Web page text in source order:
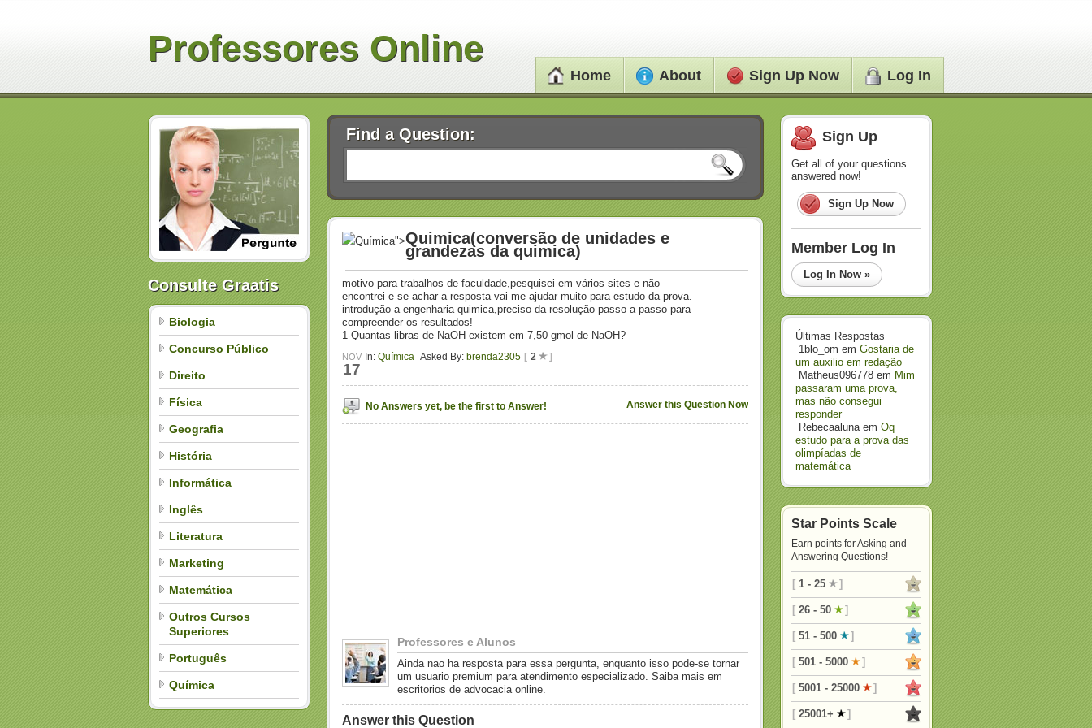
Home About Sign Up Now Log In
Professores Online
Consulte Graatis
Biologia
Concurso Público
Direito
Física
Geografia
História
Informática
Inglês
Literatura
Marketing
Matemática
Outros Cursos
Superiores
Português
Química
Find a Question:
Química">Quimica(conversão de unidades e
grandezas da quimica)
motivo para trabalhos de faculdade,pesquisei em vários sites e não
encontrei e se achar a resposta vai me ajudar muito para estudo da prova.
introdução a engenharia quimica,preciso da resolução passo a passo para
compreender os resultados!
1-Quantas libras de NaOH existem em 7,50 gmol de NaOH?
In: Química Asked By: brenda2305 [ 2 ]
NOV
17
Answer this Question Now
No Answers yet, be the first to Answer!
Professores e Alunos
Ainda nao ha resposta para essa pergunta, enquanto isso pode-se tornar
um usuario premium para atendimento especializado. Saiba mais em
escritorios de advocacia online.
Answer this Question
Sign Up
Get all of your questions
answered now!
Sign Up Now
Member Log In
Log In Now »
Últimas Respostas
1blo_om em Gostaria de
um auxilio em redação
Matheus096778 em Mim
passaram uma prova,
mas não consegui
responder
Rebecaalunaem Oq
estudo para a prova das
olimpíadas de
matemática
Star Points Scale
Earn points for Asking and
Answering Questions!
[ 1 - 25 ]
[ 26 - 50 ]
[ 51 - 500 ]
[ 501 - 5000 ]
[ 5001 - 25000 ]
[ 25001+ ]